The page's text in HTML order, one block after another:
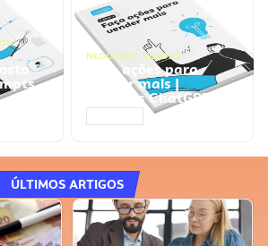
NEGÓCIOS, VENDAS
Faça ações para
vender mais |
Prompts ChatGPT
ÚLTIMOS ARTIGOS